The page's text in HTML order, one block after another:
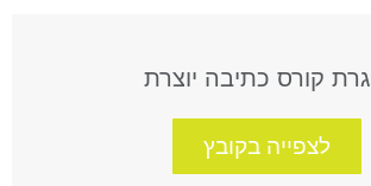
קורס כתיבה יוצרת
לצפייה בקובץ